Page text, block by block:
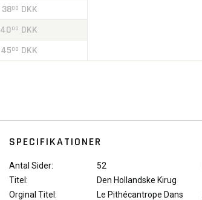
3800 DKK
4000 DKK
4500 DKK
SPECIFIKATIONER
Antal Sider:
52
Titel:
Den Hollandske Kirug
Orginal Titel:
Le Pithécantrope Dans